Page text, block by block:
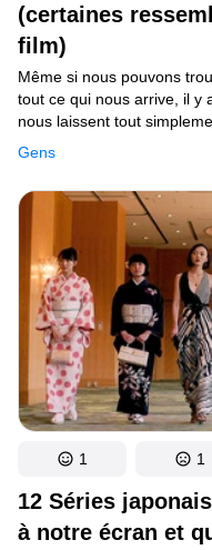
(certaines
film)
Gens
Même si nous pouvons
tout ce qui nous arrive, il y
nous laissent tout
sur Reddit reprend les
se sont produites dans la
histoires nous a donné
policier, un thriller et
secrets de ses amis dans
ou même oublier toute
ressemble à un scénario
pourtant produites dans la
12 Séries
à notre écran et
1 1